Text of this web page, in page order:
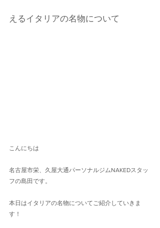
えるイタリアの名物について
こんにちは
名古屋市栄、久屋大通パーソナルジムNAKEDスタッ
フの島田です。
本日はイタリアの名物についてご紹介していきま
す！